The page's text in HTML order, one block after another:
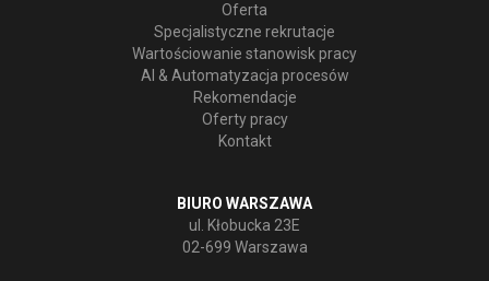
Oferta
Specjalistyczne rekrutacje
Wartościowanie stanowisk pracy
AI & Automatyzacja procesów
Rekomendacje
Oferty pracy
Kontakt
BIURO WARSZAWA
ul. Kłobucka 23E
02-699 Warszawa